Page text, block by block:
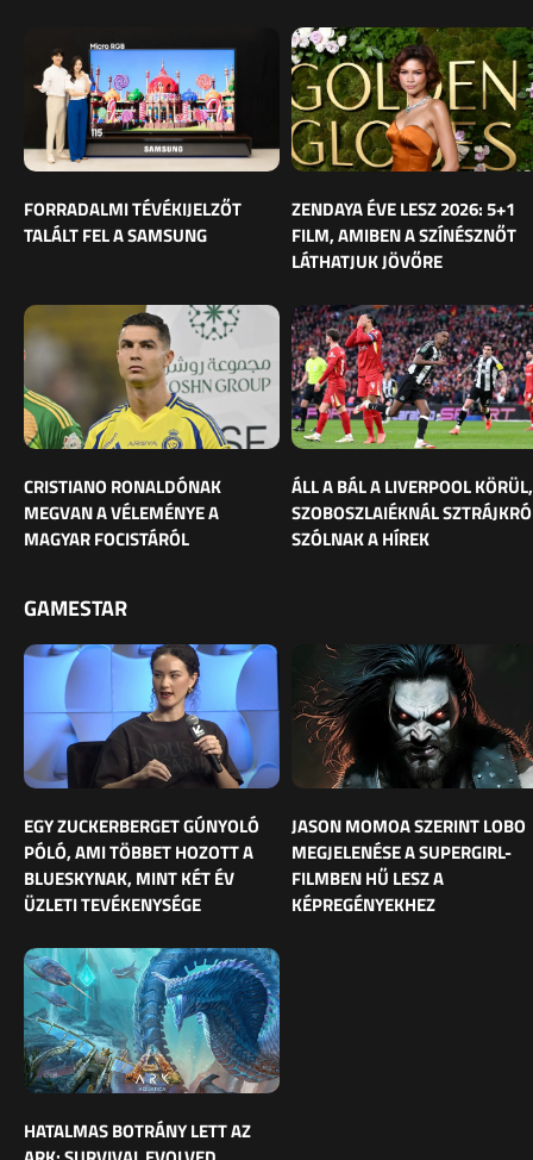
FORRADALMI TÉVÉKIJELZŐT
TALÁLT FEL A SAMSUNG
ZENDAYA ÉVE LESZ 2026: 5+1
FILM, AMIBEN A SZÍNÉSZNŐT
LÁTHATJUK JÖVŐRE
CRISTIANO RONALDÓNAK
MEGVAN A VÉLEMÉNYE A
MAGYAR FOCISTÁRÓL
ÁLL A BÁL A LIVERPOOL KÖRÜL,
SZOBOSZLAIÉKNÁL
SZÓLNAK A HÍREK
GAMESTAR
EGY ZUCKERBERGET GÚNYOLÓ
PÓLÓ, AMI TÖBBET HOZOTT A
BLUESKYNAK, MINT KÉT ÉV
ÜZLETI TEVÉKENYSÉGE
JASON MOMOA SZERINT LOBO
MEGJELENÉSE A SUPERGIRL-
FILMBEN HŰ LESZ A
KÉPREGÉNYEKHEZ
HATALMAS BOTRÁNY LETT AZ